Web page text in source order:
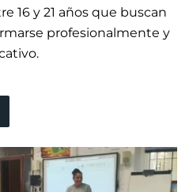
16 y 21 años que buscan
profesionalmente y